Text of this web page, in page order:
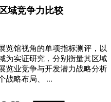
域竞争力比较
览馆视角的单项指标测评，以
为实证研究，分别衡量其区域
览业竞争与开发潜力战略分析
战略布局、 ...